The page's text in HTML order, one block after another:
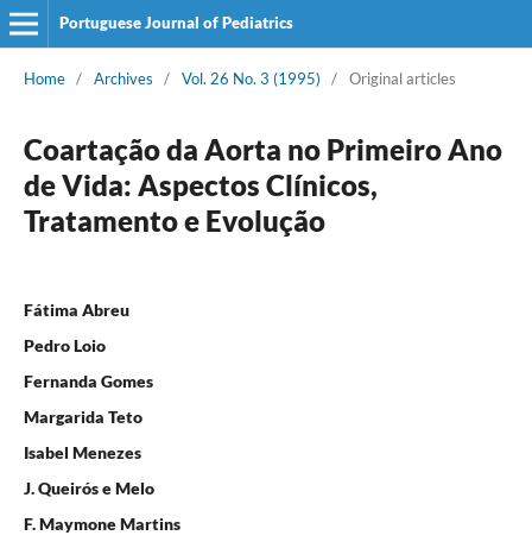
Portuguese Journal of Pediatrics
Home / Archives / Vol. 26 No. 3 (1995) / Original articles
Coartação da Aorta no Primeiro Ano
de Vida: Aspectos Clínicos,
Tratamento e Evolução
Fátima Abreu
Pedro Loio
Fernanda Gomes
Margarida Teto
Isabel Menezes
J. Queirós e Melo
F. Maymone Martins